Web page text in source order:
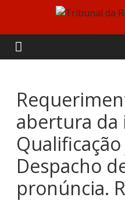
content
Tribunal
da
Relação
de
Coimbra
abertura da
Despacho
pronúncia.